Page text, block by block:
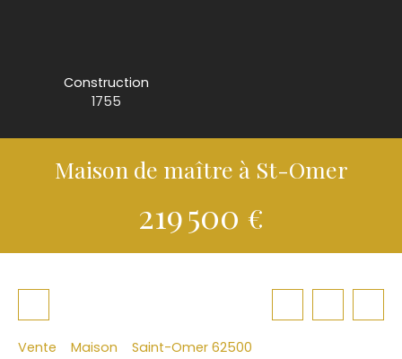
Construction
1755
Maison de maître à St-Omer
219 500 €
Vente Maison
Saint-Omer 62500